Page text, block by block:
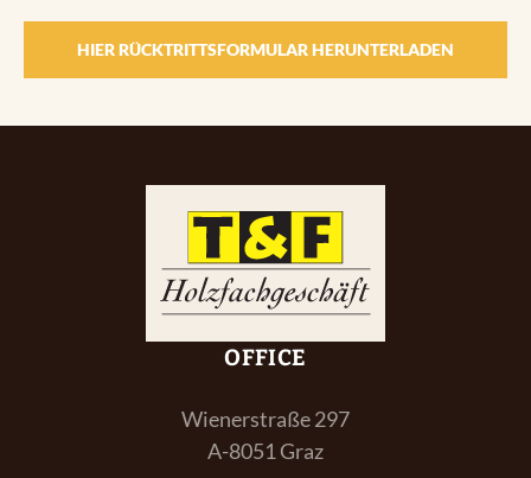
KontaktHIER RÜCKTRITTSFORMULAR HERUNTERLADEN
OFFICE
Wienerstraße 297
A-8051 Graz